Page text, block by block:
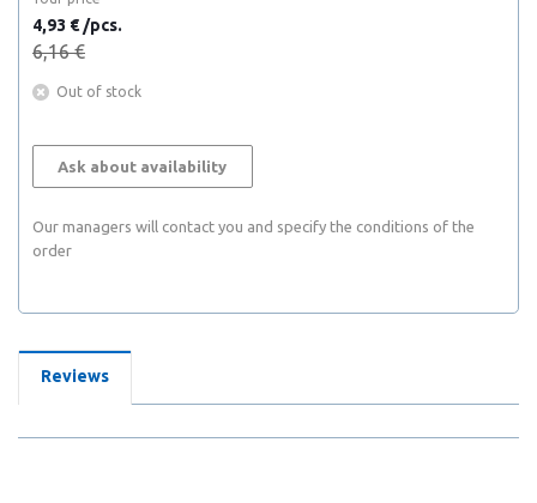
4,93 € /pcs.
6,16 €
Out of stock
Ask about availability
Our managers will contact you and specify the conditions of the
order
Reviews